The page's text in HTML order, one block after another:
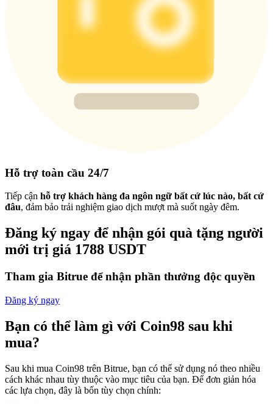
Hỗ trợ toàn cầu 24/7
Tiếp cận hỗ trợ khách hàng đa ngôn ngữ bất cứ lúc nào, bất cứ
đâu, đảm bảo trải nghiệm giao dịch mượt mà suốt ngày đêm.
Đăng ký ngay để nhận gói quà tặng người
mới trị giá 1788 USDT
Tham gia Bitrue để nhận phần thưởng độc quyền
Đăng ký ngay
Bạn có thể làm gì với Coin98 sau khi
mua?
Sau khi mua Coin98 trên Bitrue, bạn có thể sử dụng nó theo nhiều
cách khác nhau tùy thuộc vào mục tiêu của bạn. Để đơn giản hóa
các lựa chọn, đây là bốn tùy chọn chính: